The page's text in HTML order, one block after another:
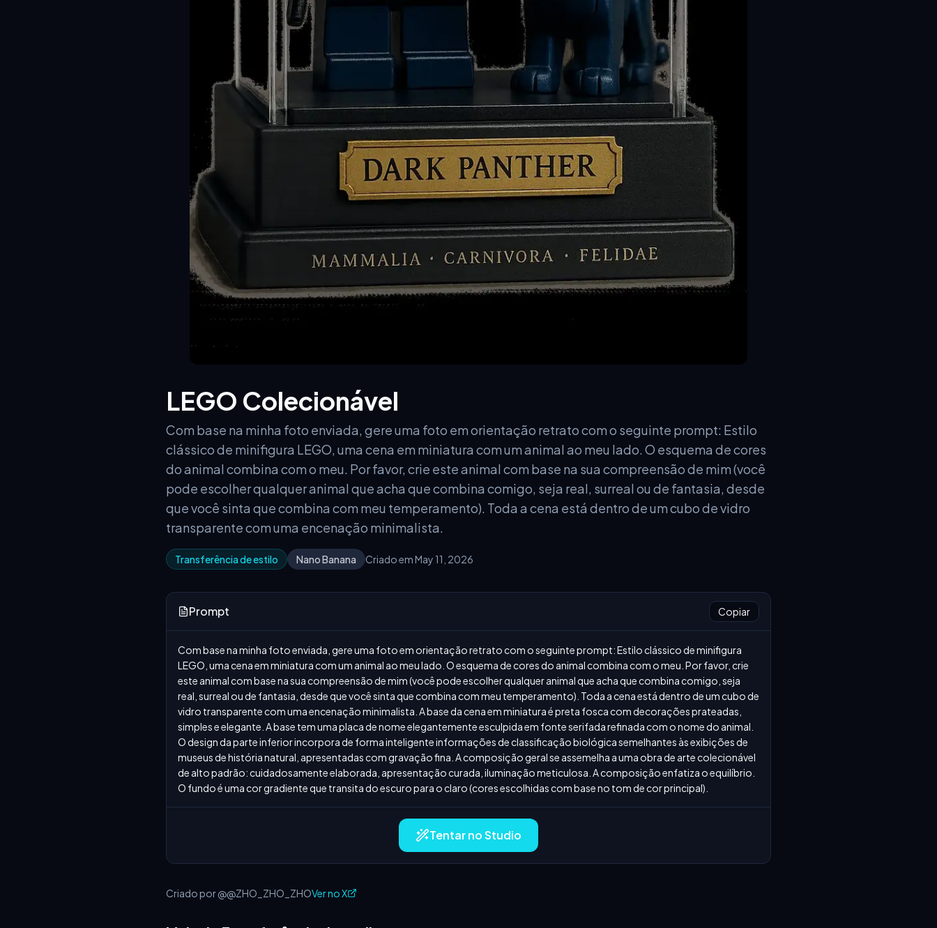
LEGO Colecionável
Com base na minha foto enviada, gere uma foto em orientação retrato com o seguinte prompt: Estilo
clássico de minifigura LEGO, uma cena em miniatura com um animal ao meu lado. O esquema de cores
do animal combina com o meu. Por favor, crie este animal com base na sua compreensão de mim (você
pode escolher qualquer animal que acha que combina comigo, seja real, surreal ou de fantasia, desde
que você sinta que combina com meu temperamento). Toda a cena está dentro de um cubo de vidro
transparente com uma encenação minimalista.
Transferência de estilo Nano Banana Criado em May 11, 2026
Prompt Copiar
Com base na minha foto enviada, gere uma foto em orientação retrato com o seguinte prompt: Estilo clássico de minifigura
LEGO, uma cena em miniatura com um animal ao meu lado. O esquema de cores do animal combina com o meu. Por favor, crie
este animal com base na sua compreensão de mim (você pode escolher qualquer animal que acha que combina comigo, seja
real, surreal ou de fantasia, desde que você sinta que combina com meu temperamento). Toda a cena está dentro de um cubo de
vidro transparente com uma encenação minimalista. A base da cena em miniatura é preta fosca com decorações prateadas,
simples e elegante. A base tem uma placa de nome elegantemente esculpida em fonte serifada refinada com o nome do animal.
O design da parte inferior incorpora de forma inteligente informações de classificação biológica semelhantes às exibições de
museus de história natural, apresentadas com gravação fina. A composição geral se assemelha a uma obra de arte colecionável
de alto padrão: cuidadosamente elaborada, apresentação curada, iluminação meticulosa. A composição enfatiza o equilíbrio.
O fundo é uma cor gradiente que transita do escuro para o claro (cores escolhidas com base no tom de cor principal).
Tentar no Studio
Criado por @@ZHO_ZHO_ZHOVer no X